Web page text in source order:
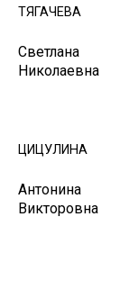
ТЯГАЧЕВА
Светлана
Николаевна
ЦИЦУЛИНА
Антонина
Викторовна